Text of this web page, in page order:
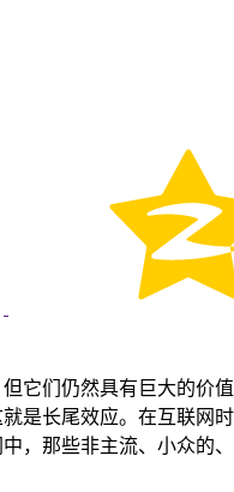
它们仍然具有巨大的价
是长尾效应。在互联网
，那些非主流、小众的